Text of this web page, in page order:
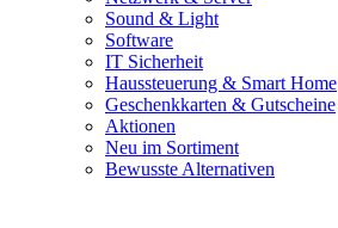
Sound & Light
Software
IT Sicherheit
Haussteuerung & Smart Home
Geschenkkarten & Gutscheine
Aktionen
Neu im Sortiment
Bewusste Alternativen